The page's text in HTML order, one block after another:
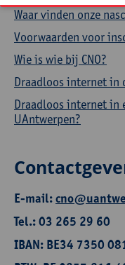
Waar vinden onze
Voorwaarden voor
Wie is wie bij CNO?
Draadloos internet in
Draadloos internet in
UAntwerpen?
E-mail:
Tel.: 03 265 29 60
IBAN: BE34 7350